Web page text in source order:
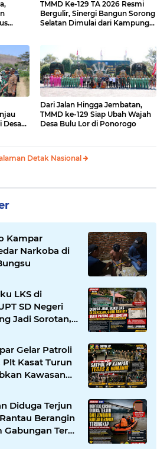
TMMD Ke-129 TA 2026 Resmi
Bergulir, Sinergi Bangun Sorong
Selatan Dimulai dari Kampung
Desa
Dari Jalan Hingga Jembatan,
TMMD ke-129 Siap Ubah Wajah
Desa Bulu Lor di Ponorogo
Detak Nasional
Kampar
Narkoba di
LKS di
SD Negeri
Jadi Sorotan,
Tegaskan
Izin
Gelar Patroli
Plt Kasat Turun
Kawasan
Karaoke
Diduga Terjun
Berangin
Terus